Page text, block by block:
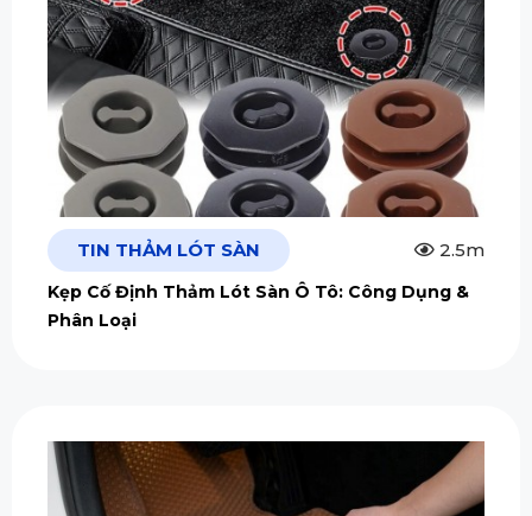
TIN THẢM LÓT SÀN 2.5m
Kẹp Cố Định Thảm Lót Sàn Ô Tô: Công Dụng &
Phân Loại